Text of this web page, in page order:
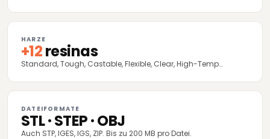
HARZE
+12resinas
Standard, Tough, Castable, Flexible, Clear, High-Temp…
DATEIFORMATE
STL · STEP · OBJ
Auch STP, IGES, IGS, ZIP. Bis zu 200 MB pro Datei.